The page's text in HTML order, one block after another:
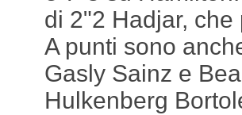
di 2"2 Hadjar,
A punti sono
Gasly Sainz e
Hulkenberg